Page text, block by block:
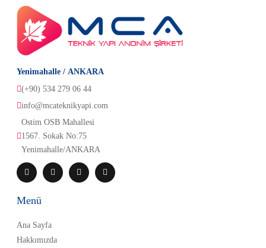
Yenimahalle / ANKARA
(+90) 534 279 06 44
info@mcateknikyapi.com
Ostim OSB Mahallesi
1567. Sokak No:75
Yenimahalle/ANKARA
Menü
Ana Sayfa
Hakkımızda